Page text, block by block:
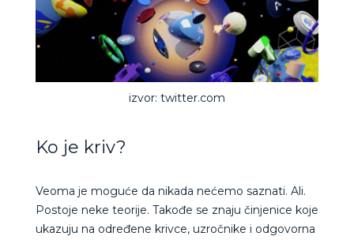
izvor: twitter.com
Ko je kriv?
Veoma je moguće da nikada nećemo saznati. Ali.
Postoje neke teorije. Takođe se znaju činjenice koje
ukazuju na određene krivce, uzročnike i odgovorna